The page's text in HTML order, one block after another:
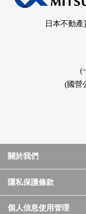
日本不動
(
(國營
關於我們
隱私保護條款
個人信息使用管理